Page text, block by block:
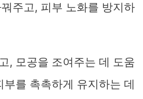
주고, 피부 노화를 방지하
, 모공을 조여주는 데 도움
를 촉촉하게 유지하는 데